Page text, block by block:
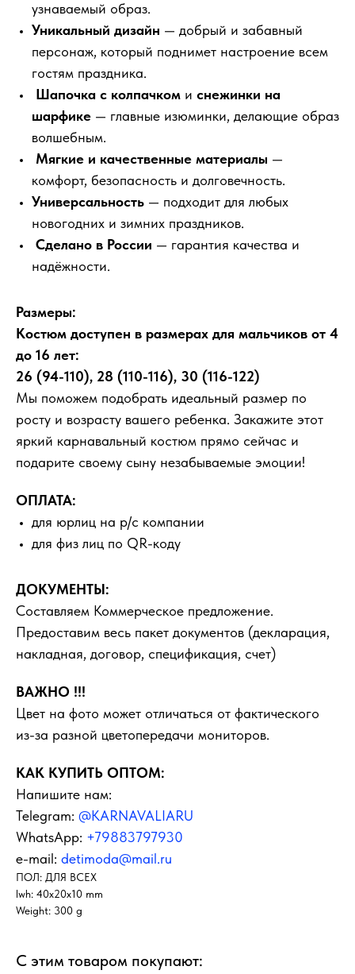
узнаваемый образ.
Уникальный дизайн — добрый и забавный
персонаж, который поднимет настроение всем
гостям праздника.
Шапочка с колпачком и снежинки на
шарфике — главные изюминки, делающие образ
волшебным.
Мягкие и качественные материалы —
комфорт, безопасность и долговечность.
Универсальность — подходит для любых
новогодних и зимних праздников.
Сделано в России — гарантия качества и
надёжности.
Размеры:
Костюм доступен в размерах для мальчиков от 4
до 16 лет:
26 (94-110), 28 (110-116), 30 (116-122)
Мы поможем подобрать идеальный размер по
росту и возрасту вашего ребенка. Закажите этот
яркий карнавальный костюм прямо сейчас и
подарите своему сыну незабываемые эмоции!
ОПЛАТА:
для юрлиц на р/с компании
для физ лиц по QR-коду
ДОКУМЕНТЫ:
Составляем Коммерческое предложение.
Предоставим весь пакет документов (декларация,
накладная, договор, спецификация, счет)
ВАЖНО !!!
Цвет на фото может отличаться от фактического
из-за разной цветопередачи мониторов.
КАК КУПИТЬ ОПТОМ:
Напишите нам:
Telegram: @KARNAVALIARU
WhatsApp: +79883797930
e-mail: detimoda@mail.ru
ПОЛ: ДЛЯ ВСЕХ
lwh: 40x20x10 mm
Weight: 300 g
С этим товаром покупают: